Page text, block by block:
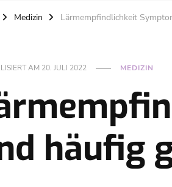
Medizin Lärmempfindlichkeit
AM 20. JULI 2022 MEDIZIN
häufig